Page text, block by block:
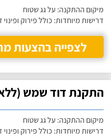
מיקום ההתקנה: על גג שטוח
דרישות מיוחדות: כולל פירוק ופינוי
לצפייה בהצעות
התקנת דוד שמש (ללא
מיקום ההתקנה: על גג שטוח
דרישות מיוחדות: כולל פירוק ופינוי